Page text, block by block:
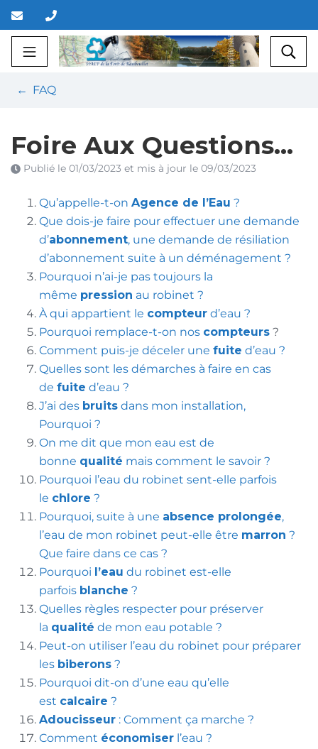
Aller
au
contenu
SIAEP
FAQ
Foire Aux Questions…
Publié le 01/03/2023 et mis à jour le 09/03/2023
Qu’appelle-t-on Agence de l’Eau ?
Que dois-je faire pour effectuer une demande
d’abonnement, une demande de résiliation
d’abonnement suite à un déménagement ?
Pourquoi n’ai-je pas toujours la
même pression au robinet ?
À qui appartient le compteur d’eau ?
Pourquoi remplace-t-on nos compteurs ?
Comment puis-je déceler une fuite d’eau ?
Quelles sont les démarches à faire en cas
de fuite d’eau ?
J’ai des bruits dans mon installation,
Pourquoi ?
On me dit que mon eau est de
bonne qualité mais comment le savoir ?
Pourquoi l’eau du robinet sent-elle parfois
le chlore ?
Pourquoi, suite à une absence prolongée,
l’eau de mon robinet peut-elle être marron ?
Que faire dans ce cas ?
Pourquoi l’eau du robinet est-elle
parfois blanche ?
Quelles règles respecter pour préserver
la qualité de mon eau potable ?
Peut-on utiliser l’eau du robinet pour préparer
les biberons ?
Pourquoi dit-on d’une eau qu’elle
est calcaire ?
Adoucisseur : Comment ça marche ?
Comment économiser l’eau ?